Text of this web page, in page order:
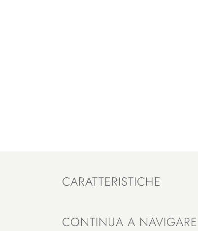
CARATTERISTICHE
CONTINUA A NAVIGARE